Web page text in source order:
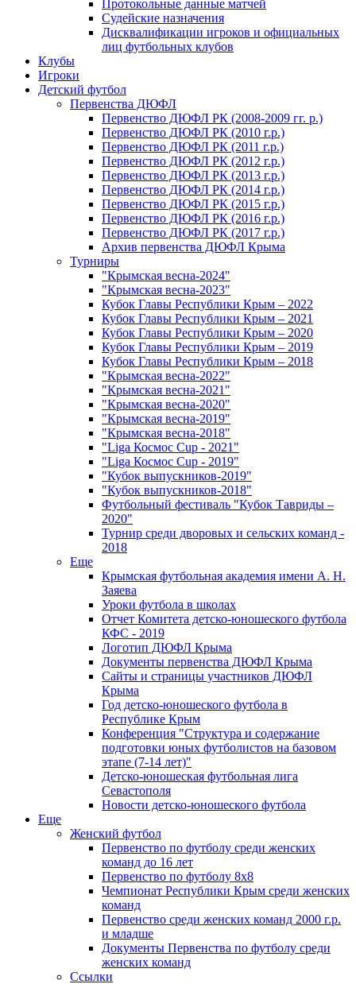
Протокольные данные матчей
Судейские назначения
Дисквалификации игроков и официальных
лиц футбольных клубов
Клубы
Игроки
Детский футбол
Первенства ДЮФЛ
Первенство ДЮФЛ РК (2008-2009 гг. р.)
Первенство ДЮФЛ РК (2010 г.р.)
Первенство ДЮФЛ РК (2011 г.р.)
Первенство ДЮФЛ РК (2012 г.р.)
Первенство ДЮФЛ РК (2013 г.р.)
Первенство ДЮФЛ РК (2014 г.р.)
Первенство ДЮФЛ РК (2015 г.р.)
Первенство ДЮФЛ РК (2016 г.р.)
Первенство ДЮФЛ РК (2017 г.р.)
Архив первенства ДЮФЛ Крыма
Турниры
"Крымская весна-2024"
"Крымская весна-2023"
Кубок Главы Республики Крым – 2022
Кубок Главы Республики Крым – 2021
Кубок Главы Республики Крым – 2020
Кубок Главы Республики Крым – 2019
Кубок Главы Республики Крым – 2018
"Крымская весна-2022"
"Крымская весна-2021"
"Крымская весна-2020"
"Крымская весна-2019"
"Крымская весна-2018"
"Liga Космос Cup - 2021"
"Liga Космос Cup - 2019"
"Кубок выпускников-2019"
"Кубок выпускников-2018"
Футбольный фестиваль "Кубок Тавриды –
2020"
Турнир среди дворовых и сельских команд -
2018
Еще
Крымская футбольная академия имени А. Н.
Заяева
Уроки футбола в школах
Отчет Комитета детско-юношеского футбола
КФС - 2019
Логотип ДЮФЛ Крыма
Документы первенства ДЮФЛ Крыма
Сайты и страницы участников ДЮФЛ
Крыма
Год детско-юношеского футбола в
Республике Крым
Конференция "Структура и содержание
подготовки юных футболистов на базовом
этапе (7-14 лет)"
Детско-юношеская футбольная лига
Севастополя
Новости детско-юношеского футбола
Еще
Женский футбол
Первенство по футболу среди женских
команд до 16 лет
Первенство по футболу 8х8
Чемпионат Республики Крым среди женских
команд
Первенство среди женских команд 2000 г.р.
и младше
Документы Первенства по футболу среди
женских команд
Ссылки